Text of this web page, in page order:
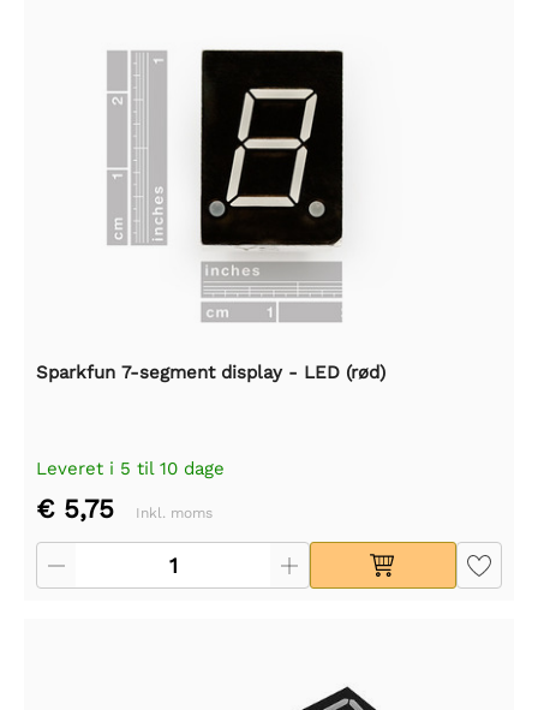
Sparkfun 7-segment display - LED (rød)
Leveret i 5 til 10 dage
€ 5,75 Inkl. moms